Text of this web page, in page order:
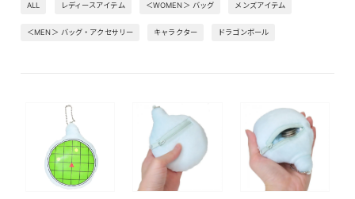
ALL レディースアイテム ＜WOMEN＞ バッグ メンズアイテム
＜MEN＞ バッグ・アクセサリー キャラクター ドラゴンボール